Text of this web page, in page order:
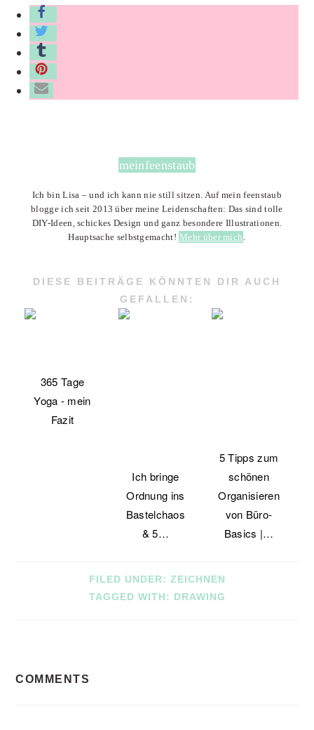
meinfeenstaub
Ich bin Lisa – und ich kann nie still sitzen. Auf mein feenstaub
blogge ich seit 2013 über meine Leidenschaften: Das sind tolle
DIY-Ideen, schickes Design und ganz besondere Illustrationen.
Hauptsache selbstgemacht! Mehr über mich .
DIESE BEITRÄGE KÖNNTEN DIR AUCH
GEFALLEN:
365 Tage
Yoga - mein
Fazit
Ich bringe
Ordnung ins
Bastelchaos
& 5…
5 Tipps zum
schönen
Organisieren
von Büro-
Basics |…
FILED UNDER: ZEICHNEN
TAGGED WITH: DRAWING
INTERACTIONS
COMMENTS